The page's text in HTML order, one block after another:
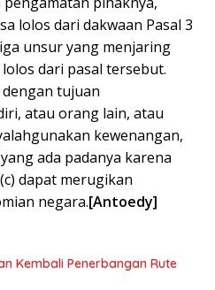
lolos dari dakwaan Pasal 3
unsur yang menjaring
dari pasal tersebut.
tujuan
atau orang lain, atau
kewenangan,
ada padanya karena
dapat merugikan
negara.[Antoedy]
Kembali Penerbangan Rute